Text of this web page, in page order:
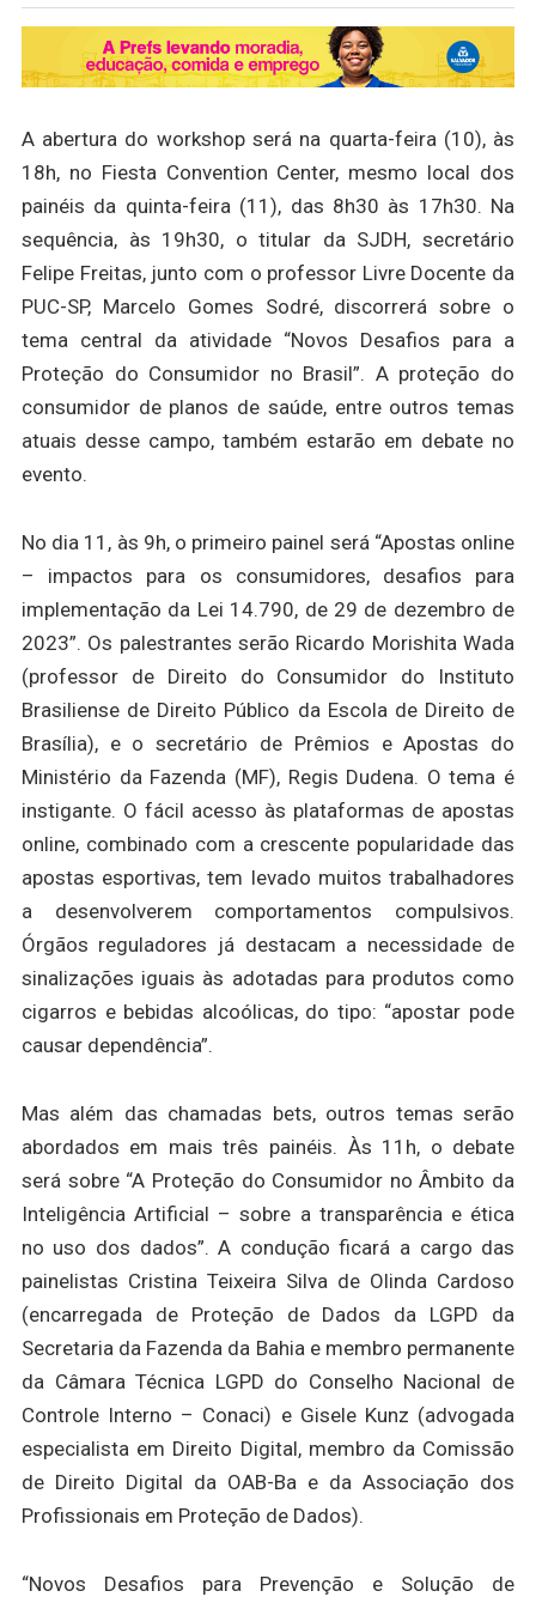
A abertura do workshop será na quarta-feira (10), às
18h, no Fiesta Convention Center, mesmo local dos
painéis da quinta-feira (11), das 8h30 às 17h30. Na
sequência, às 19h30, o titular da SJDH, secretário
Felipe Freitas, junto com o professor Livre Docente da
PUC-SP, Marcelo Gomes Sodré, discorrerá sobre o
tema central da atividade “Novos Desafios para a
Proteção do Consumidor no Brasil”. A proteção do
consumidor de planos de saúde, entre outros temas
atuais desse campo, também estarão em debate no
evento.
No dia 11, às 9h, o primeiro painel será “Apostas online
– impactos para os consumidores, desafios para
implementação da Lei 14.790, de 29 de dezembro de
2023”. Os palestrantes serão Ricardo Morishita Wada
(professor de Direito do Consumidor do Instituto
Brasiliense de Direito Público da Escola de Direito de
Brasília), e o secretário de Prêmios e Apostas do
Ministério da Fazenda (MF), Regis Dudena. O tema é
instigante. O fácil acesso às plataformas de apostas
online, combinado com a crescente popularidade das
apostas esportivas, tem levado muitos trabalhadores
a desenvolverem comportamentos compulsivos.
Órgãos reguladores já destacam a necessidade de
sinalizações iguais às adotadas para produtos como
cigarros e bebidas alcoólicas, do tipo: “apostar pode
causar dependência”.
Mas além das chamadas bets, outros temas serão
abordados em mais três painéis. Às 11h, o debate
será sobre “A Proteção do Consumidor no Âmbito da
Inteligência Artificial – sobre a transparência e ética
no uso dos dados”. A condução ficará a cargo das
painelistas Cristina Teixeira Silva de Olinda Cardoso
(encarregada de Proteção de Dados da LGPD da
Secretaria da Fazenda da Bahia e membro permanente
da Câmara Técnica LGPD do Conselho Nacional de
Controle Interno – Conaci) e Gisele Kunz (advogada
especialista em Direito Digital, membro da Comissão
de Direito Digital da OAB-Ba e da Associação dos
Profissionais em Proteção de Dados).
“Novos Desafios para Prevenção e Solução de